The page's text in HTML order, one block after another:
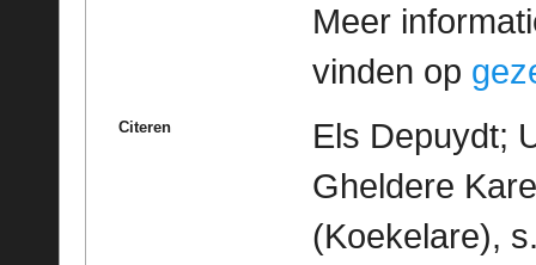
Meer
vinden op
Citeren
Els Depuydt;
Gheldere
(Koekelare),